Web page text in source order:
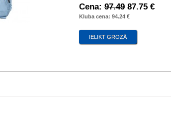
Cena: 97.49 87.75 €
Kluba cena: 94.24 €